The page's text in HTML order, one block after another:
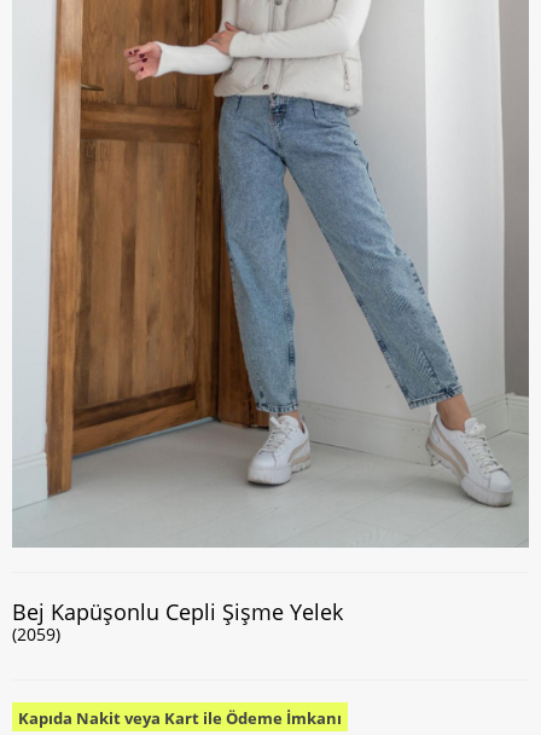
Bej Kapüşonlu Cepli Şişme Yelek
(2059)
Kapıda Nakit veya Kart ile Ödeme İmkanı